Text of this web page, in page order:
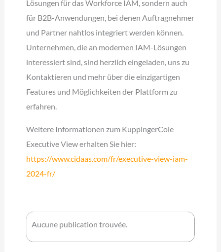
Lösungen für das Workforce IAM, sondern auch
für B2B-Anwendungen, bei denen Auftragnehmer
und Partner nahtlos integriert werden können.
Unternehmen, die an modernen IAM-Lösungen
interessiert sind, sind herzlich eingeladen, uns zu
Kontaktieren und mehr über die einzigartigen
Features und Möglichkeiten der Plattform zu
erfahren.
Weitere Informationen zum KuppingerCole
Executive View erhalten Sie hier:
https://www.cidaas.com/fr/executive-view-iam-
2024-fr/
Aucune publication trouvée.